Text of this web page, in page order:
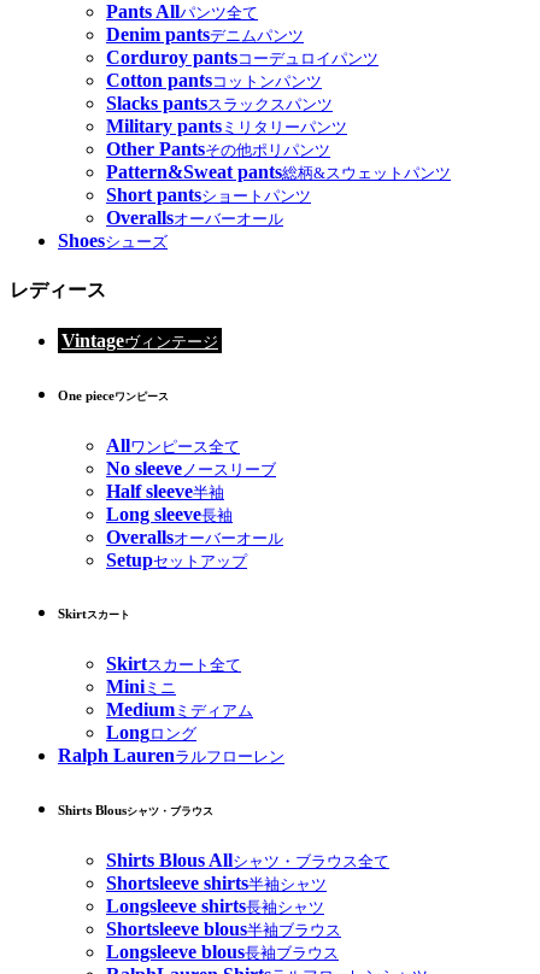
Pants Allパンツ全て
Denim pantsデニムパンツ
Corduroy pantsコーデュロイパンツ
Cotton pantsコットンパンツ
Slacks pantsスラックスパンツ
Military pants ミリタリーパンツ
Other Pantsその他ポリパンツ
Pattern&Sweat pants総柄&スウェットパンツ
Short pantsショートパンツ
Overallsオーバーオール
Shoesシューズ
レディース
Vintageヴィンテージ
One pieceワンピース
Allワンピース全て
No sleeve ノースリーブ
Half sleeve半袖
Long sleeve長袖
Overallsオーバーオール
Setupセットアップ
Skirtスカート
Skirtスカート全て
Miniミニ
Medium ミディアム
Longロング
Ralph Laurenラルフローレン
Shirts Blousシャツ・ブラウス
Shirts Blous Allシャツ・ブラウス全て
Shortsleeve shirts半袖シャツ
Longsleeve shirts長袖シャツ
Shortsleeve blous半袖ブラウス
Longsleeve blous長袖ブラウス